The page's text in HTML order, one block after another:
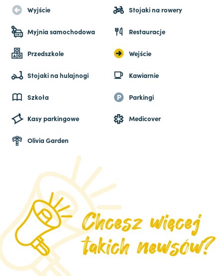
Wyjście Stojaki na rowery
Myjnia samochodowa Restauracje
Przedszkole Wejście
Stojaki na hulajnogi Kawiarnie
Szkoła Parkingi
Kasy parkingowe Medicover
Olivia Garden